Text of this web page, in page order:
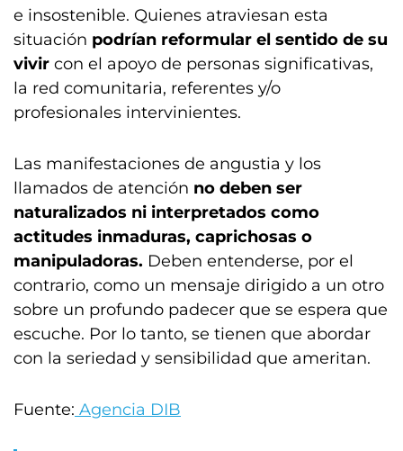
e insostenible. Quienes atraviesan esta
situación podrían reformular el sentido de su
vivir con el apoyo de personas significativas,
la red comunitaria, referentes y/o
profesionales intervinientes.
Las manifestaciones de angustia y los
llamados de atención no deben ser
naturalizados ni interpretados como
actitudes inmaduras, caprichosas o
manipuladoras. Deben entenderse, por el
contrario, como un mensaje dirigido a un otro
sobre un profundo padecer que se espera que
escuche. Por lo tanto, se tienen que abordar
con la seriedad y sensibilidad que ameritan.
Fuente: Agencia DIB